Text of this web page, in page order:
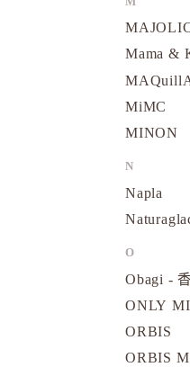
Mama &
MiMC
MINON
N
Napla
O
Obagi -
ONLY
ORBIS
ORBIS